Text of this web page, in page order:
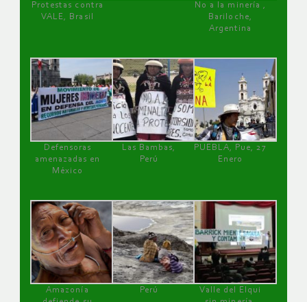
Protestas contra
VALE, Brasil
No a la minería ,
Bariloche,
Argentina
Defensoras
amenazadas en
México
Las Bambas,
Perú
PUEBLA, Pue, 27
Enero
Amazonía
Perú
Valle del Elqui